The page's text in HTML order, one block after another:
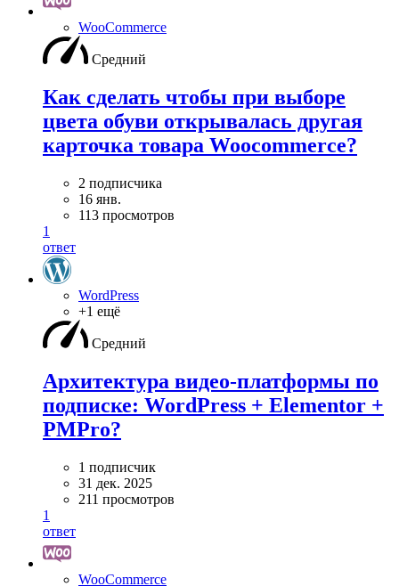
WooСommerce
Средний
Как сделать чтобы при выборе
цвета обуви открывалась другая
карточка товара Woocommerce?
2 подписчика
16 янв.
113 просмотров
1
ответ
WordPress
+1 ещё
Средний
Архитектура видео-платформы по
подписке: WordPress + Elementor +
PMPro?
1 подписчик
31 дек. 2025
211 просмотров
1
ответ
WooСommerce